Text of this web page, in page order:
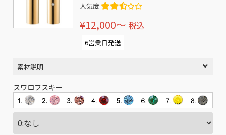
人気度
¥12,000〜 税込
6営業日発送
素材説明
スワロフスキー